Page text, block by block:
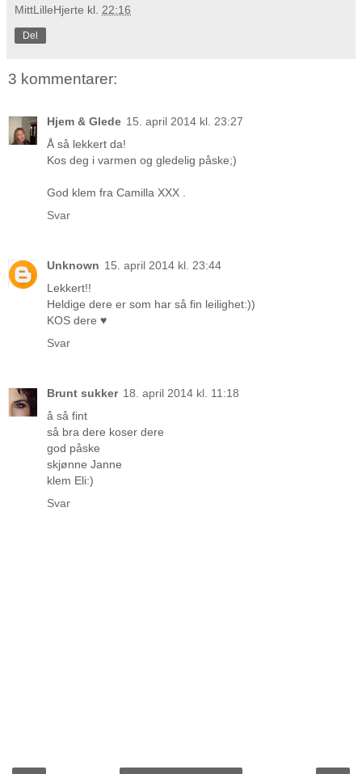
MittLilleHjerte kl. 22:16
Del
3 kommentarer:
Hjem & Glede 15. april 2014 kl. 23:27
Å så lekkert da!
Kos deg i varmen og gledelig påske;)
God klem fra Camilla XXX .
Svar
Unknown 15. april 2014 kl. 23:44
Lekkert!!
Heldige dere er som har så fin leilighet:))
KOS dere ♥
Svar
Brunt sukker 18. april 2014 kl. 11:18
å så fint
så bra dere koser dere
god påske
skjønne Janne
klem Eli:)
Svar